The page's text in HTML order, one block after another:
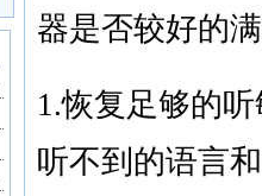
器是否较好的
1.恢复足够的
听不到的语言